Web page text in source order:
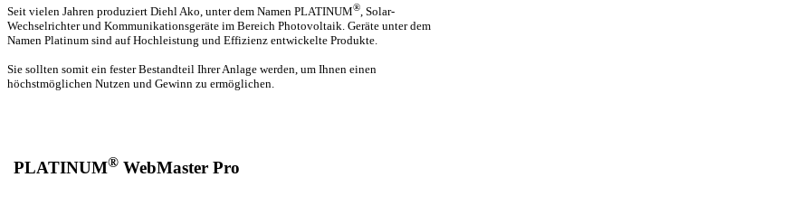
Seit vielen Jahren produziert Diehl Ako, unter dem Namen PLATINUM®, Solar-
Wechselrichter und Kommunikationsgeräte im Bereich Photovoltaik. Geräte unter dem
Namen Platinum sind auf Hochleistung und Effizienz entwickelte Produkte.
Sie sollten somit ein fester Bestandteil Ihrer Anlage werden, um Ihnen einen
höchstmöglichen Nutzen und Gewinn zu ermöglichen.
PLATINUM® WebMaster Pro